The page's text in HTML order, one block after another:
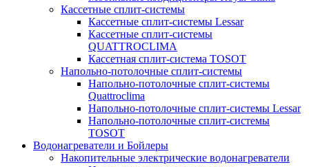
Кассетные сплит-системы
Кассетные сплит-системы Lessar
Кассетные сплит-системы
QUATTROCLIMA
Кассетная сплит-система TOSOT
Напольно-потолочные сплит-системы
Напольно-потолочные сплит-системы
Quattroclima
Напольно-потолочные сплит-системы Lessar
Напольно-потолочные сплит-системы
TOSOT
Водонагреватели и Бойлеры
Накопительные электрические водонагреватели